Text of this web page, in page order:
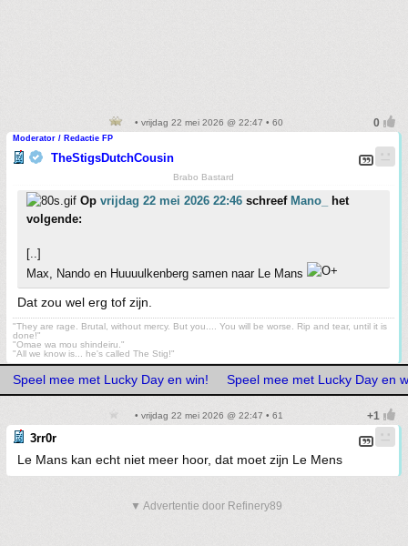
• vrijdag 22 mei 2026 @ 22:47 • 60
Moderator / Redactie FP
TheStigsDutchCousin
Brabo Bastard
Op vrijdag 22 mei 2026 22:46 schreef Mano_
het
volgende:
[..]
Max, Nando en Huuuulkenberg samen naar Le Mans
Dat zou wel erg tof zijn.
"They are rage. Brutal, without mercy. But you.... You will be worse. Rip and tear, until it is
done!"
"Omae wa mou shindeiru."
"All we know is... he's called The Stig!"
Speel mee met Lucky Day en win! Speel mee met Lucky Day en
• vrijdag 22 mei 2026 @ 22:47 • 61
3rr0r
Le Mans kan echt niet meer hoor, dat moet zijn Le Mens
▼ Advertentie door Refinery89